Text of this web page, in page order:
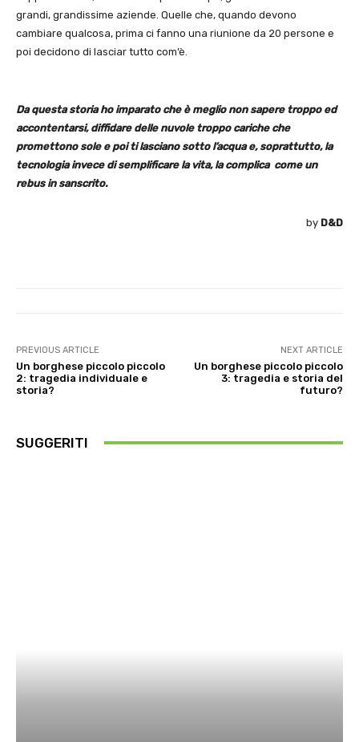
grandi, grandissime aziende. Quelle che, quando devono
cambiare qualcosa, prima ci fanno una riunione da 20 persone e
poi decidono di lasciar tutto com’è.
Da questa storia ho imparato che è meglio non sapere troppo ed
accontentarsi, diffidare delle nuvole troppo cariche che
promettono sole e poi ti lasciano sotto l’acqua e, soprattutto, la
tecnologia invece di semplificare la vita, la complica come un
rebus in sanscrito.
by D&D
PREVIOUS ARTICLE
Un borghese piccolo piccolo
2: tragedia individuale e
storia?
NEXT ARTICLE
Un borghese piccolo piccolo
3: tragedia e storia del
futuro?
SUGGERITI